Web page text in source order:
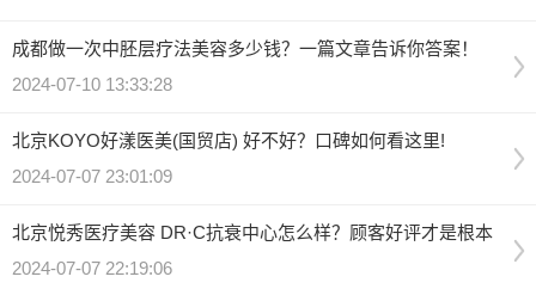
成都做一次中胚层疗法美容多少钱？一篇文章告诉你答案！
2024-07-10 13:33:28
北京KOYO好漾医美(国贸店) 好不好？口碑如何看这里!
2024-07-07 23:01:09
北京悦秀医疗美容 DR·C抗衰中心怎么样？顾客好评才是根本
2024-07-07 22:19:06